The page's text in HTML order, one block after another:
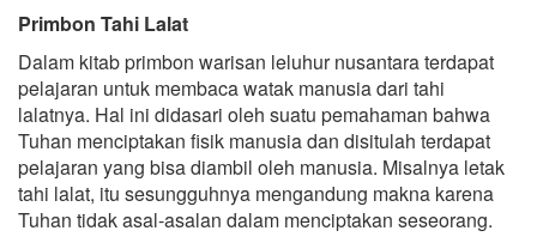
Primbon Tahi Lalat
Dalam kitab primbon warisan leluhur nusantara terdapat
pelajaran untuk membaca watak manusia dari tahi
lalatnya. Hal ini didasari oleh suatu pemahaman bahwa
Tuhan menciptakan fisik manusia dan disitulah terdapat
pelajaran yang bisa diambil oleh manusia. Misalnya letak
tahi lalat, itu sesungguhnya mengandung makna karena
Tuhan tidak asal-asalan dalam menciptakan seseorang.